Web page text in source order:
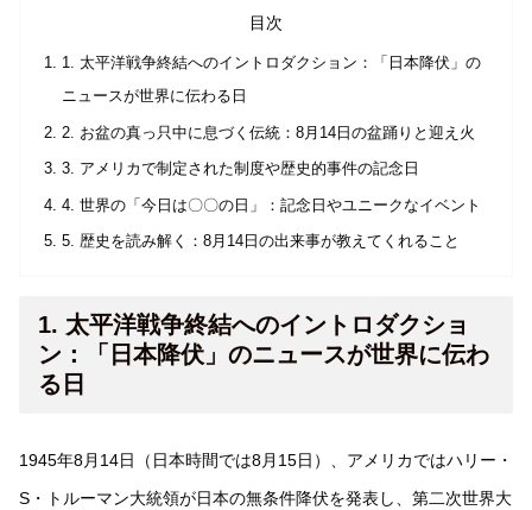
目次
1. 太平洋戦争終結へのイントロダクション：「日本降伏」の
ニュースが世界に伝わる日
2. お盆の真っ只中に息づく伝統：8月14日の盆踊りと迎え火
3. アメリカで制定された制度や歴史的事件の記念日
4. 世界の「今日は〇〇の日」：記念日やユニークなイベント
5. 歴史を読み解く：8月14日の出来事が教えてくれること
1. 太平洋戦争終結へのイントロダクショ
ン：「日本降伏」のニュースが世界に伝わ
る日
1945年8月14日（日本時間では8月15日）、アメリカではハリー・
S・トルーマン大統領が日本の無条件降伏を発表し、第二次世界大